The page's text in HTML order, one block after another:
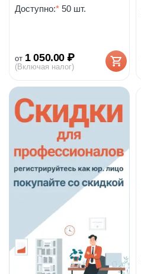
Доступно:* 50 шт.
от 1 050.00 ₽
(Включая налог)